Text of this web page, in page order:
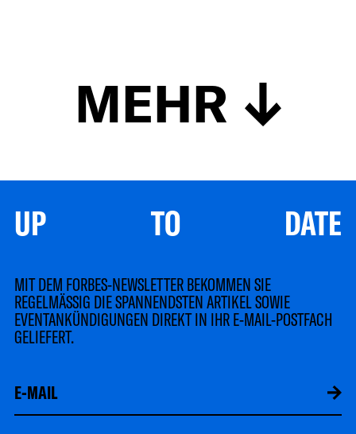
MEHR
UP TO DATE
MIT DEM FORBES-NEWSLETTER BEKOMMEN SIE
REGELMÄSSIG DIE SPANNENDSTEN ARTIKEL SOWIE
EVENTANKÜNDIGUNGEN DIREKT IN IHR E-MAIL-POSTFACH
GELIEFERT.